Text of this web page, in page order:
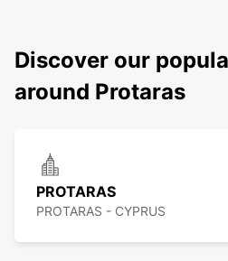
Discover our
around Protaras
PROTARAS
PROTARAS - CYPRUS